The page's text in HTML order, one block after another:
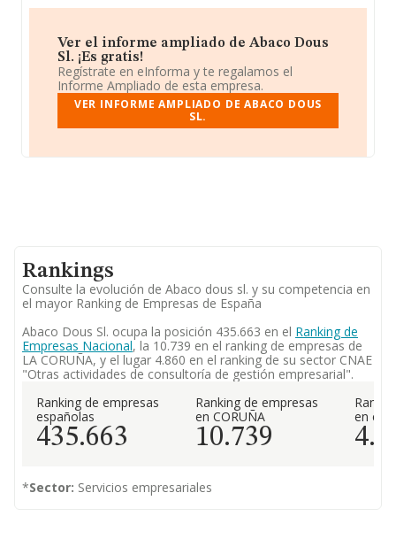
Ver el informe ampliado de Abaco Dous
Sl. ¡Es gratis!
Regístrate en eInforma y te regalamos el
Informe Ampliado de esta empresa.
VER INFORME AMPLIADO DE ABACO DOUS
SL.
Rankings
Consulte la evolución de Abaco dous sl. y su competencia en
el mayor Ranking de Empresas de España
Abaco Dous Sl. ocupa la posición 435.663 en el Ranking de
Empresas Nacional, la 10.739 en el ranking de empresas de
LA CORUÑA, y el lugar 4.860 en el ranking de su sector CNAE
"Otras actividades de consultoría de gestión empresarial".
Ranking de empresas
españolas
435.663
Ranking de empresas
en CORUÑA
10.739
en el
*Sector: Servicios empresariales